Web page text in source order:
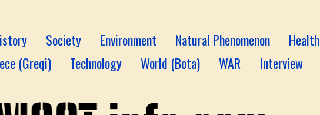
Society Environment Natural Phenomenon Health
(Greqi)
Technology World (Bota) WAR Interview